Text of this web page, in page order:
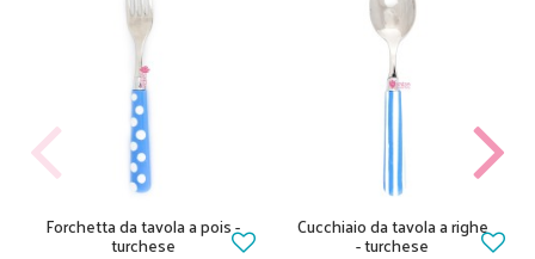
Forchetta da tavola a pois -
turchese
Cucchiaio da tavola a righe
- turchese